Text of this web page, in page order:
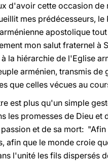
d'avoir cette occasion de
mes prédécesseurs,
apostolique
mon salut fraternel à
la hiérarchie de l'Eglise
arménien, transmis
que celles vécues au
est plus qu'un simple
les promesses de Dieu
et de sa mort:
afin que le monde croie
l'unité les fils dispersés